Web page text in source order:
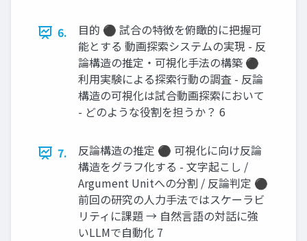
6.
目的 ⚫ 試合の特徴を俯瞰的に把握可
能とする 動画探索システムの実現 - 反
論構造の推定・可視化手法の構築 ⚫
利用実験による探索行動の調査 - 反論
構造の可視化は試合動画探索において
- どのような役割を担うか？ 6
7.
反論構造の推定 ⚫ 可視化に向け反論
構造をグラフ化する - 文字起こし /
Argument Unitへの分割 / 反論判定 ⚫
前回の研究の人力手法ではスケーラビ
リティに課題 → 自然言語の対話に強
いLLMで自動化 7